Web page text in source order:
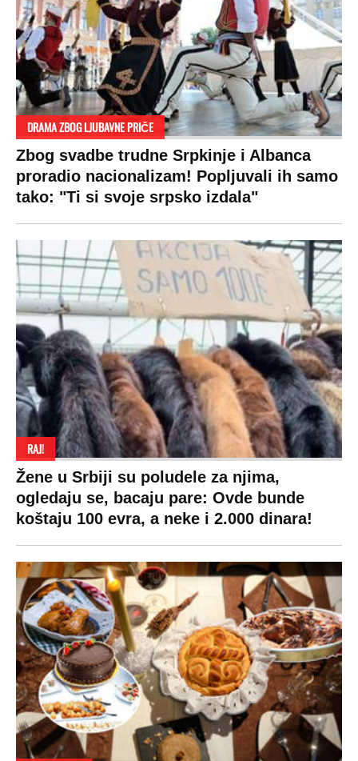
DRAMA ZBOG LJUBAVNE PRIČE
Zbog svadbe trudne Srpkinje i Albanca
proradio nacionalizam! Popljuvali ih samo
tako: "Ti si svoje srpsko izdala"
RAJ!
Žene u Srbiji su poludele za njima,
ogledaju se, bacaju pare: Ovde bunde
koštaju 100 evra, a neke i 2.000 dinara!